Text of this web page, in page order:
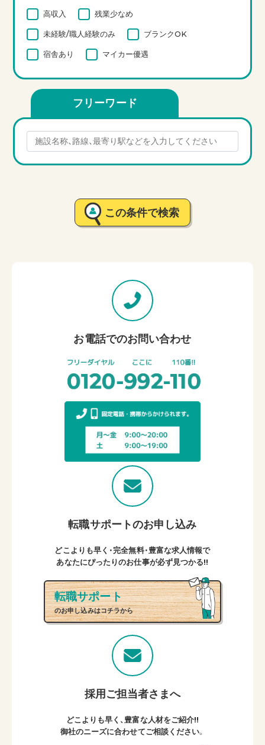
高収入 残業少なめ
未経験/職人経験のみ ブランクOK
宿舎あり マイカー優遇
フリーワード
この条件で検索
お電話でのお問い合わせ
転職サポートのお申し込み
どこよりも早く・完全無料・豊富な求人情報で
あなたにぴったりのお仕事が必ず見つかる!!
転職サポート
のお申し込みはコチラから
採用ご担当者さまへ
どこよりも早く、豊富な人材をご紹介!!
御社のニーズに合わせてご相談ください。